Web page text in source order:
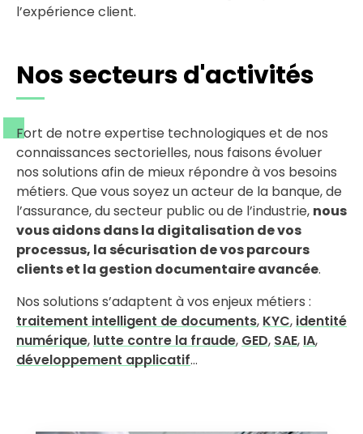
l’expérience client.
Nos secteurs d'activités
Fort de notre expertise technologiques et de nos
connaissances sectorielles, nous faisons évoluer
nos solutions afin de mieux répondre à vos besoins
métiers. Que vous soyez un acteur de la banque, de
l’assurance, du secteur public ou de l’industrie, nous
vous aidons dans la digitalisation de vos
processus, la sécurisation de vos parcours
clients et la gestion documentaire avancée.
Nos solutions s’adaptent à vos enjeux métiers :
traitement intelligent de documents, KYC, identité
numérique, lutte contre la fraude, GED, SAE, IA,
développement applicatif…